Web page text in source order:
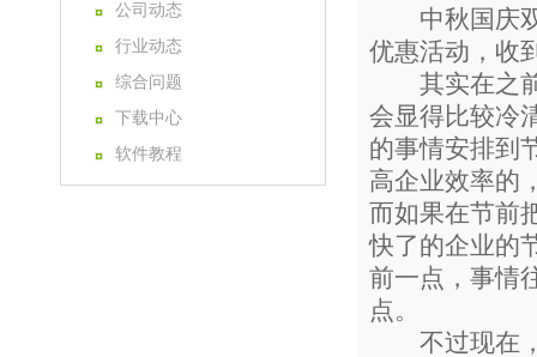
公司动态
行业动态
综合问题
下载中心
软件教程
中秋国庆双
优惠活动，收
其实在之前
会显得比较冷
的事情安排到
高企业效率的
而如果在节前
快了的企业的
前一点，事情
点。
不过现在，